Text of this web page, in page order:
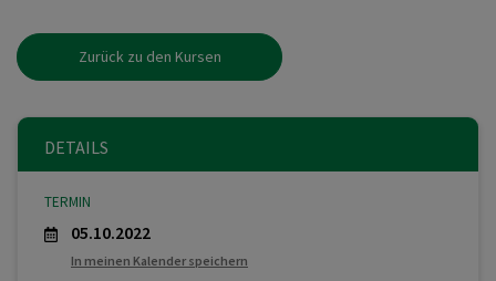
Zurück zu den Kursen
DETAILS
TERMIN
05.10.2022
In meinen Kalender speichern